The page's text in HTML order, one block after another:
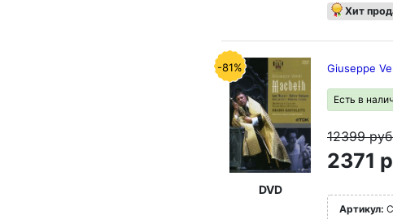
музыки и
автора и
CD 1 -
Бахе,
Хит
-81%
DVD
Giuseppe
Есть в
12399
2371
Артикул: